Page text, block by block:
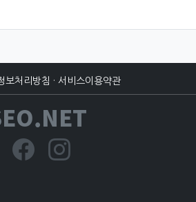
보처리방침 · 서비스이용약관